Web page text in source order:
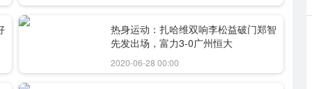
热身运动：扎哈维双响李松益破门郑智
先发出场，富力3-0广州恒大
2020-06-28 00:00